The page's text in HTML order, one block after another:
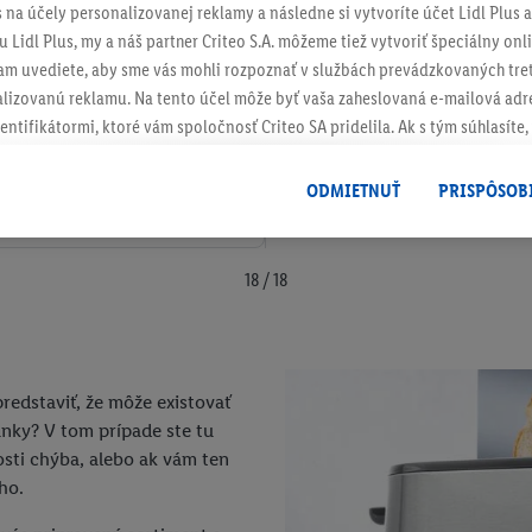
18 / 18
že môže existovať
V tom prípade ste tu
chýba, alebo ak vám ten
účely personalizovanej reklamy a následne si vytvoríte účet Lidl Plus
Lidl Plus, my a náš partner Criteo S.A. môžeme tiež vytvoriť špeciálny
uvediete, aby sme vás mohli rozpoznať v službách prevádzkovaných
reklamu. Na tento účel môže byť vaša zaheslovaná e-mailová
ktoré vám spoločnosť Criteo SA pridelila. Ak s tým súhlasíte,
nie jeho zakúpením), sa môžu zobrazovať aj na rôznych zariadeniach a
možno priradiť niekoľko koncových zariadení alebo používanie
e-mailovej adresy a prípadne ďalších identifikátorov/
povoliť jednotlivé účely a nájsť ďalšie informácie o podmienkach
na všetky vyššie uvedené účely. Ďalšie informácie vrátane
práve kedykoľvek odvolať súhlas s účinnosťou do budúcnosti
.Imprint nájdete tu.
ODMIETNUŤ